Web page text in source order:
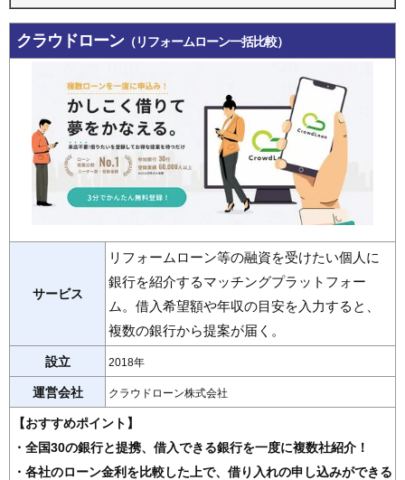
クラウドローン（リフォームローン一括比較）
サービス
リフォームローン等の融資を受けたい個人に
銀行を紹介するマッチングプラットフォー
ム。借入希望額や年収の目安を入力すると、
複数の銀行から提案が届く。
設立 2018年
運営会社 クラウドローン株式会社
【おすすめポイント】
・全国30の銀行と提携、借入できる銀行を一度に複数社紹介！
・各社のローン金利を比較した上で、借り入れの申し込みができる